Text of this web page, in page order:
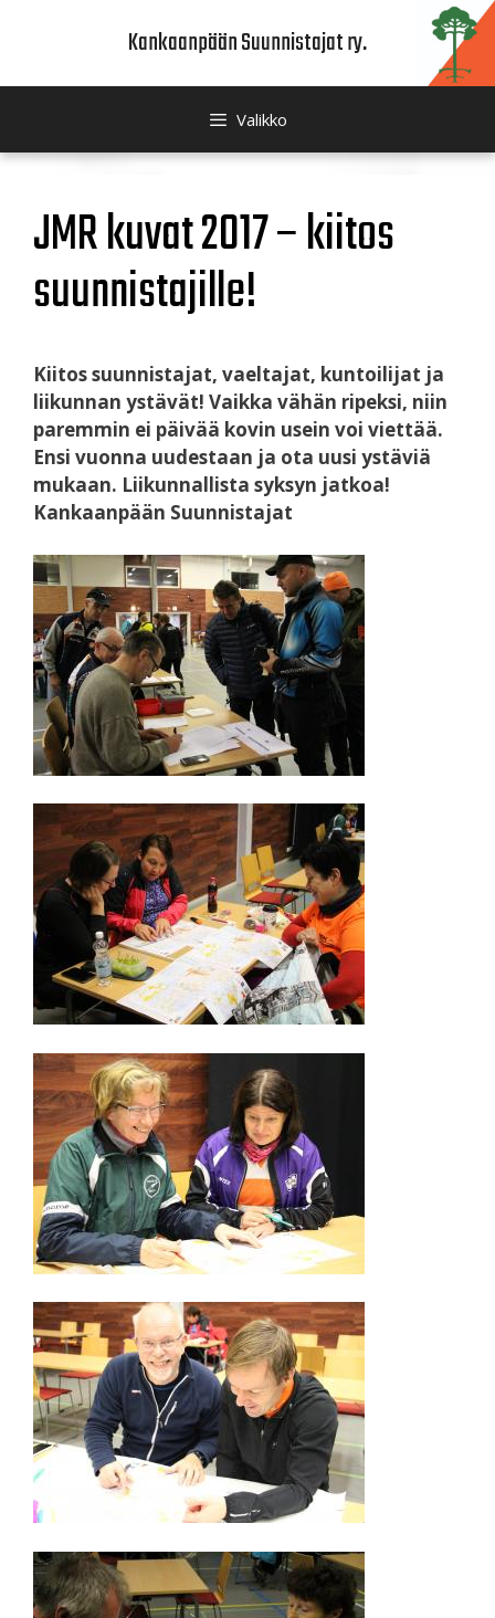
Kankaanpään Suunnistajat ry.
Valikko
JMR kuvat 2017 – kiitos
suunnistajille!
Kiitos suunnistajat, vaeltajat, kuntoilijat ja
liikunnan ystävät! Vaikka vähän ripeksi, niin
paremmin ei päivää kovin usein voi viettää.
Ensi vuonna uudestaan ja ota uusi ystäviä
mukaan. Liikunnallista syksyn jatkoa!
Kankaanpään Suunnistajat